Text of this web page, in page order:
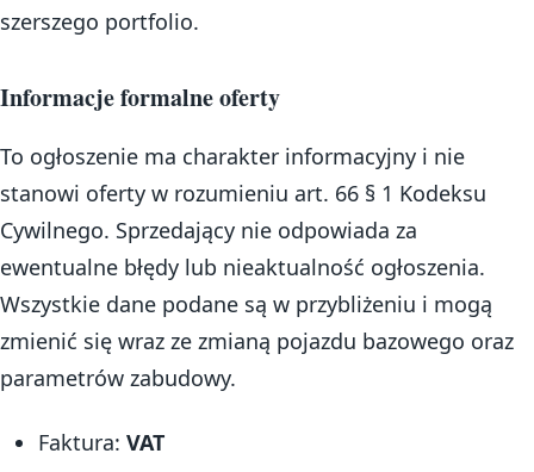
szerszego portfolio.
Informacje formalne oferty
To ogłoszenie ma charakter informacyjny i nie
stanowi oferty w rozumieniu art. 66 § 1 Kodeksu
Cywilnego. Sprzedający nie odpowiada za
ewentualne błędy lub nieaktualność ogłoszenia.
Wszystkie dane podane są w przybliżeniu i mogą
zmienić się wraz ze zmianą pojazdu bazowego oraz
parametrów zabudowy.
Faktura: VAT